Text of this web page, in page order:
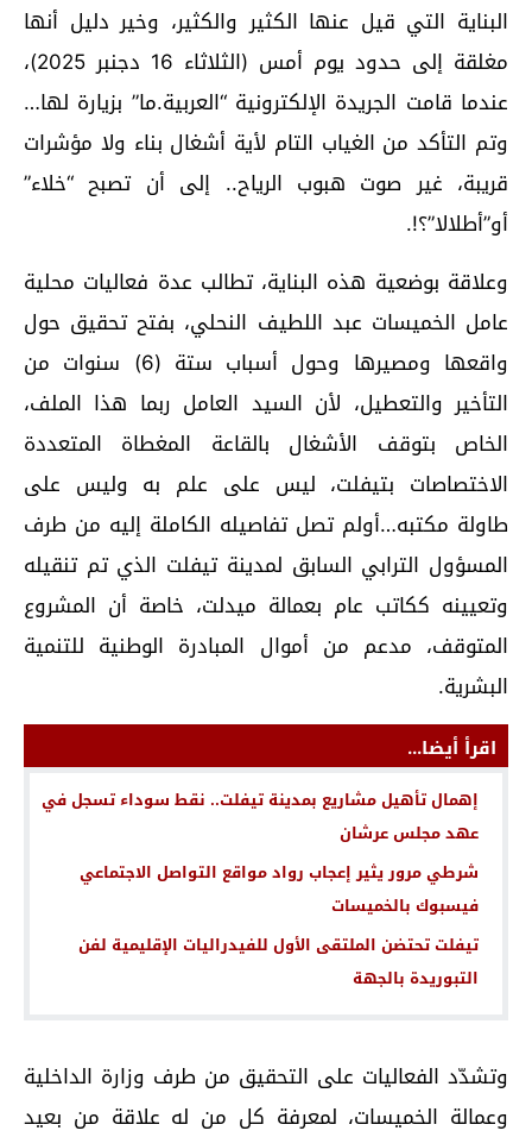
البناية التي قيل عنها الكثير والكثير، وخير دليل أنها
مغلقة إلى حدود يوم أمس (الثلاثاء 16 دجنبر 2025)،
عندما قامت الجريدة الإلكترونية “العربية.ما” بزيارة لها…
وتم التأكد من الغياب التام لأية أشغال بناء ولا مؤشرات
قريبة، غير صوت هبوب الرياح.. إلى أن تصبح “خلاء”
أو”أطلالا”؟!.
وعلاقة بوضعية هذه البناية، تطالب عدة فعاليات محلية
عامل الخميسات عبد اللطيف النحلي، بفتح تحقيق حول
واقعها ومصيرها وحول أسباب ستة (6) سنوات من
التأخير والتعطيل، لأن السيد العامل ربما هذا الملف،
الخاص بتوقف الأشغال بالقاعة المغطاة المتعددة
الاختصاصات بتيفلت، ليس على علم به وليس على
طاولة مكتبه…أولم تصل تفاصيله الكاملة إليه من طرف
المسؤول الترابي السابق لمدينة تيفلت الذي تم تنقيله
وتعيينه ككاتب عام بعمالة ميدلت، خاصة أن المشروع
المتوقف، مدعم من أموال المبادرة الوطنية للتنمية
البشرية.
اقرأ أيضا...
إهمال تأهيل مشاريع بمدينة تيفلت.. نقط سوداء تسجل في
عهد مجلس عرشان
شرطي مرور يثير إعجاب رواد مواقع التواصل الاجتماعي
فيسبوك بالخميسات
تيفلت تحتضن الملتقى الأول للفيدراليات الإقليمية لفن
التبوريدة بالجهة
وتشدّد الفعاليات على التحقيق من طرف وزارة الداخلية
وعمالة الخميسات، لمعرفة كل من له علاقة من بعيد